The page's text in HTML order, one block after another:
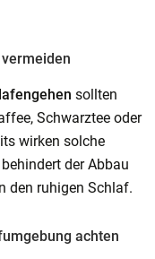
sollten
Schwarztee oder
wirken solche
der Abbau
den ruhigen Schlaf.
achten